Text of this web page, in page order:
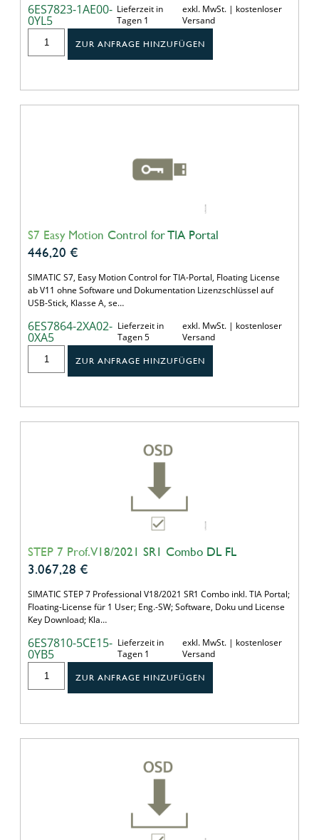
6ES7823-1AE00-
0YL5
Lieferzeit in
Tagen 1
exkl. MwSt. | kostenloser
Versand
ZUR ANFRAGE HINZUFÜGEN
S7 Easy Motion Control for TIA Portal
446,20 €
SIMATIC S7, Easy Motion Control for TIA-Portal, Floating License
ab V11 ohne Software und Dokumentation Lizenzschlüssel auf
USB-Stick, Klasse A, se…
6ES7864-2XA02-
0XA5
Lieferzeit in
Tagen 5
exkl. MwSt. | kostenloser
Versand
ZUR ANFRAGE HINZUFÜGEN
STEP 7 Prof. V18/2021 SR1 Combo DL FL
3.067,28 €
SIMATIC STEP 7 Professional V18/2021 SR1 Combo inkl. TIA Portal;
Floating-License für 1 User; Eng.-SW; Software, Doku und License
Key Download; Kla…
6ES7810-5CE15-
0YB5
Lieferzeit in
Tagen 1
exkl. MwSt. | kostenloser
Versand
ZUR ANFRAGE HINZUFÜGEN